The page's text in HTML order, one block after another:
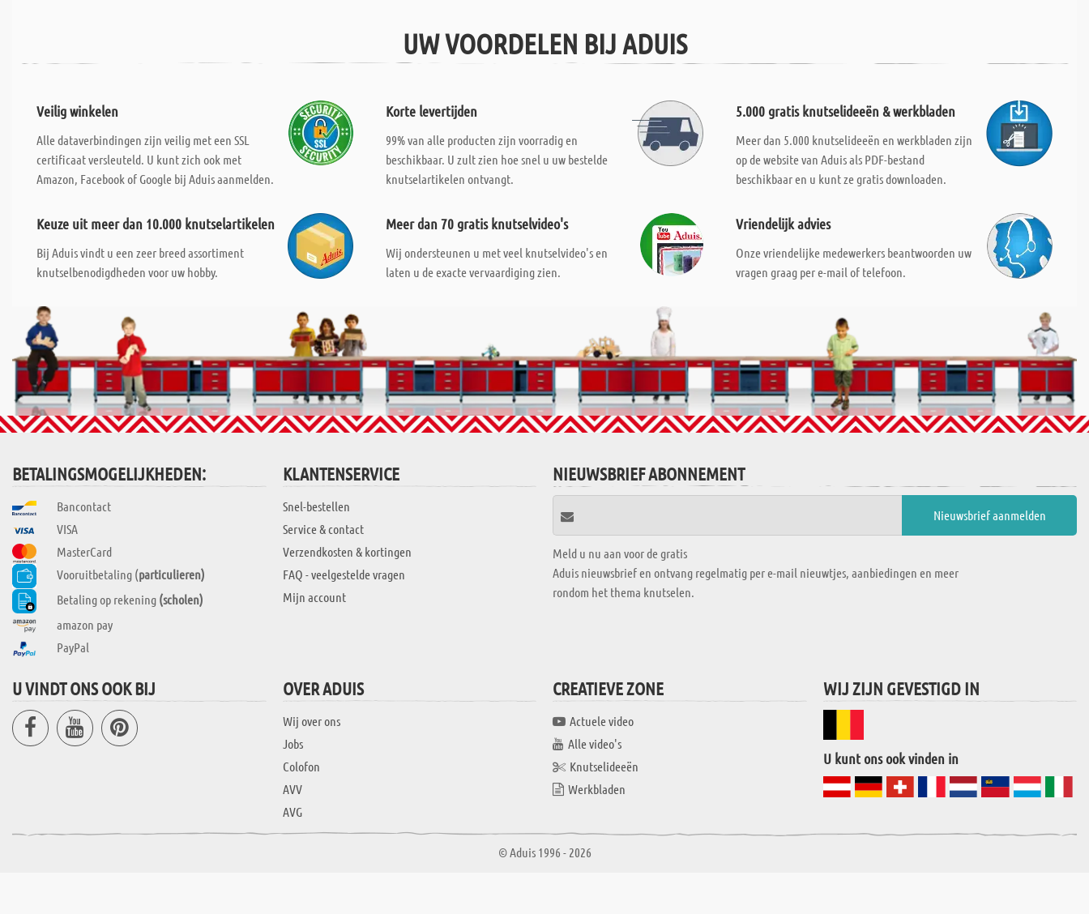
UW VOORDELEN BIJ ADUIS
Veilig winkelen
Alle dataverbindingen zijn veilig met een SSL
certificaat versleuteld. U kunt zich ook met
Amazon, Facebook of Google bij Aduis aanmelden.
Korte levertijden
99% van alle producten zijn voorradig en
beschikbaar. U zult zien hoe snel u uw bestelde
knutselartikelen ontvangt.
5.000 gratis knutselideeën & werkbladen
Meer dan 5.000 knutselideeën en werkbladen zijn
op de website van Aduis als PDF-bestand
beschikbaar en u kunt ze gratis downloaden.
Keuze uit meer dan 10.000 knutselartikelen
Bij Aduis vindt u een zeer breed assortiment
knutselbenodigdheden voor uw hobby.
Meer dan 70 gratis knutselvideo's
Wij ondersteunen u met veel knutselvideo's en
laten u de exacte vervaardiging zien.
Vriendelijk advies
Onze vriendelijke medewerkers beantwoorden uw
vragen graag per e-mail of telefoon.
BETALINGSMOGELIJKHEDEN:
Bancontact
VISA
MasterCard
Vooruitbetaling (particulieren)
Betaling op rekening (scholen)
amazon pay
PayPal
KLANTENSERVICE
Snel-bestellen
Service & contact
Verzendkosten & kortingen
FAQ - veelgestelde vragen
Mijn account
NIEUWSBRIEF ABONNEMENT
Meld u nu aan voor de gratis
Aduis nieuwsbrief en ontvang regelmatig per e-mail nieuwtjes, aanbiedingen en meer
rondom het thema knutselen.
U VINDT ONS OOK BIJ OVER ADUIS
Wij over ons
Jobs
Colofon
AVV
AVG
CREATIEVE ZONE
Actuele video
Alle video's
Knutselideeën
Werkbladen
WIJ ZIJN GEVESTIGD IN
U kunt ons ook vinden in
© Aduis 1996 - 2026